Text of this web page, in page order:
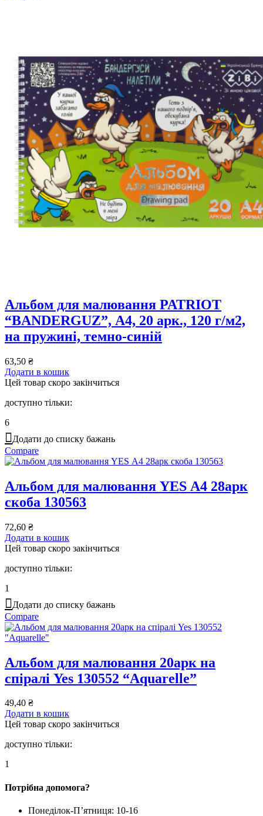
Альбом для малювання PATRIOT
“BANDERGUZ”, А4, 20 арк., 120 г/м2,
на пружині, темно-синій
63,50 ₴
Додати в кошик
Цей товар скоро закінчиться
доступно тільки:
6
Додати до списку бажань
Compare
Альбом для малювання YES А4 28арк
скоба 130563
72,60 ₴
Додати в кошик
Цей товар скоро закінчиться
доступно тільки:
1
Додати до списку бажань
Compare
Альбом для малювання 20арк на
спіралі Yes 130552 “Aquarelle”
49,40 ₴
Додати в кошик
Цей товар скоро закінчиться
доступно тільки:
1
Потрібна допомога?
Понеділок-П’ятниця: 10-16